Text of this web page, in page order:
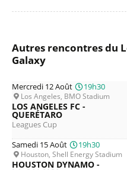
Autres rencontres du
Galaxy
Mercredi 12 Août 19h30
Los Angeles, BMO Stadium
LOS ANGELES FC -
QUERÉTARO
Leagues Cup
Samedi 15 Août
19h30
Houston, Shell Energy Stadium
HOUSTON DYNAMO -